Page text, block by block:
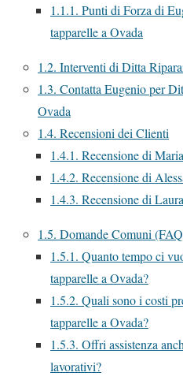
1.1.1. Punti di Forza di
tapparelle a Ovada
1.2. Interventi di Ditta
1.3. Contatta Eugenio per
Ovada
1.4. Recensioni dei Clienti
1.4.1. Recensione di
1.4.2. Recensione di
1.4.3. Recensione di
1.5. Domande Comuni
1.5.1. Quanto tempo ci
tapparelle a Ovada?
1.5.2. Quali sono i costi
tapparelle a Ovada?
1.5.3. Offri assistenza
lavorativi?